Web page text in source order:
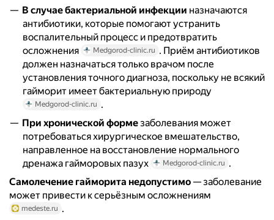
В случае бактериальной инфекции назначаются
антибиотики, которые помогают устранить
воспалительный процесс и предотвратить
осложнения
Medgorod-clinic.ru . Приём антибиотиков
должен назначаться только врачом после
установления точного диагноза, поскольку не всякий
гайморит имеет бактериальную природу
Medgorod-clinic.ru .
При хронической формезаболевания может
потребоваться хирургическое вмешательство,
направленное на восстановление нормального
дренажа гайморовых пазух
Medgorod-clinic.ru .
Самолечение гайморита недопустимо — заболевание
может привести к серьёзным осложнениям
medeste.ru .